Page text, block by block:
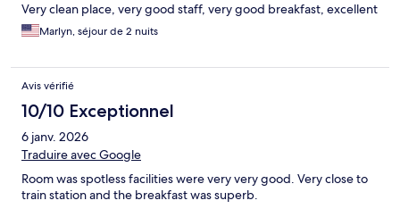
Very clean place, very good staff, very good breakfast, excellent
Marlyn, séjour de 2 nuits
Avis vérifié
10/10 Exceptionnel
6 janv. 2026
Traduire avec Google
Room was spotless facilities were very very good. Very close to
train station and the breakfast was superb.